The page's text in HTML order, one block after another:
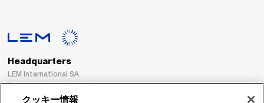
Headquarters
LEM International SA
Route du Nant-d’Avril, 152
1217 Meyrin
クッキー情報